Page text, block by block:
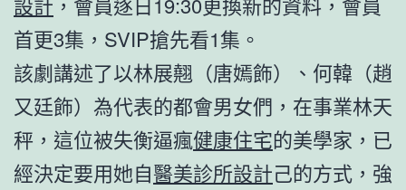
首更3集，SVIP搶先看1集。
該劇講述了以林展翹（唐嫣飾）、何韓（趙
又廷飾）為代表的都會男女們，在事業林天
秤，這位被失衡逼瘋健康住宅的美學家，已
經決定要用她自醫美診所設計己的方式，強